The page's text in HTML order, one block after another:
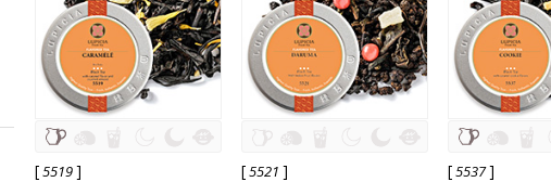
[5519] [5521 ] [5537]